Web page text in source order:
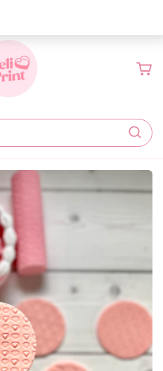
hasta 6 días hábiles